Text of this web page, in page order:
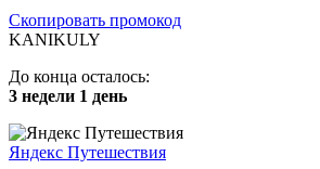
Скопировать промокод
KANIKULY
До конца осталось:
3 недели 1 день
Яндекс Путешествия